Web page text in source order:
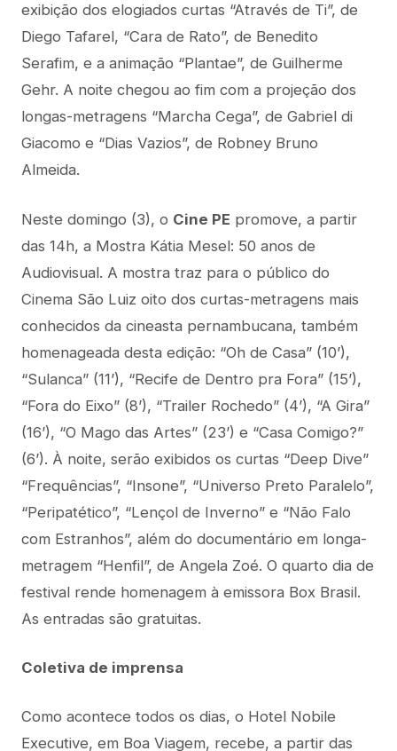
exibição dos elogiados curtas “Através de Ti”, de
Diego Tafarel, “Cara de Rato”, de Benedito
Serafim, e a animação “Plantae”, de Guilherme
Gehr. A noite chegou ao fim com a projeção dos
longas-metragens “Marcha Cega”, de Gabriel di
Giacomo e “Dias Vazios”, de Robney Bruno
Almeida.
Neste domingo (3), o Cine PE promove, a partir
das 14h, a Mostra Kátia Mesel: 50 anos de
Audiovisual. A mostra traz para o público do
Cinema São Luiz oito dos curtas-metragens mais
conhecidos da cineasta pernambucana, também
homenageada desta edição: “Oh de Casa” (10’),
“Sulanca” (11’), “Recife de Dentro pra Fora” (15’),
“Fora do Eixo” (8’), “Trailer Rochedo” (4’), “A Gira”
(16’), “O Mago das Artes” (23’) e “Casa Comigo?”
(6’). À noite, serão exibidos os curtas “Deep Dive”
“Frequências”, “Insone”, “Universo Preto Paralelo”,
“Peripatético”, “Lençol de Inverno” e “Não Falo
com Estranhos”, além do documentário em longa-
metragem “Henfil”, de Angela Zoé. O quarto dia de
festival rende homenagem à emissora Box Brasil.
As entradas são gratuitas.
Coletiva de imprensa
Como acontece todos os dias, o Hotel Nobile
Executive, em Boa Viagem, recebe, a partir das